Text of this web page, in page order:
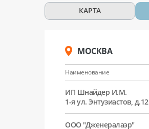
КАРТА
МОСКВА
Наименование
ИП Шнайдер И.М.
1-я ул. Энтузиастов, д.12
ООО "Дженералаэр"